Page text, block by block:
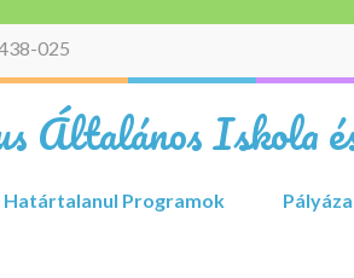
025
Általános Iskola
Határtalanul Programok